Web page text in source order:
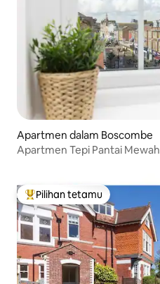
Apartmen dalam Boscombe
Apartmen Tepi Pantai Mewah
Pilihan utama tetamu
Pilihan tetamu